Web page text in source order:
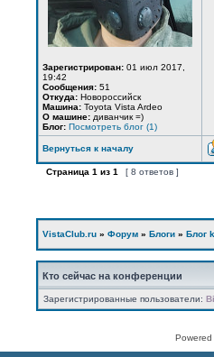
Зарегистрирован: 01 июл 2017,
19:42
Сообщения: 51
Откуда: Новороссийск
Машина: Toyota Vista Ardeo
О машине: диванчик =)
Блог: Посмотреть блог (1)
Вернуться к началу
Страница 1 из 1 [ 8 ответов ]
VistaClub.ru » Форум » Блоги » Блог
Кто сейчас на конференции
Зарегистрированные пользователи: